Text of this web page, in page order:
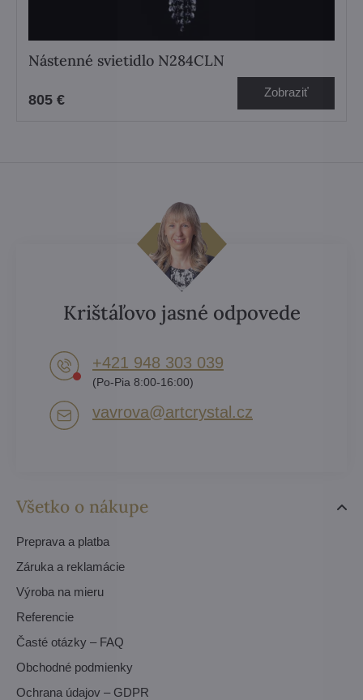
Nástenné svietidlo N284CLN
805 € Zobraziť
Všetko o nákupe
Preprava a platba
Záruka a reklamácie
Výroba na mieru
Referencie
Časté otázky – FAQ
Obchodné podmienky
Ochrana údajov – GDPR
Krištáľovo jasné odpovede
+421 948 303 039
(Po-Pia 8:00-16:00)
vavrova​@artcrystal​.cz